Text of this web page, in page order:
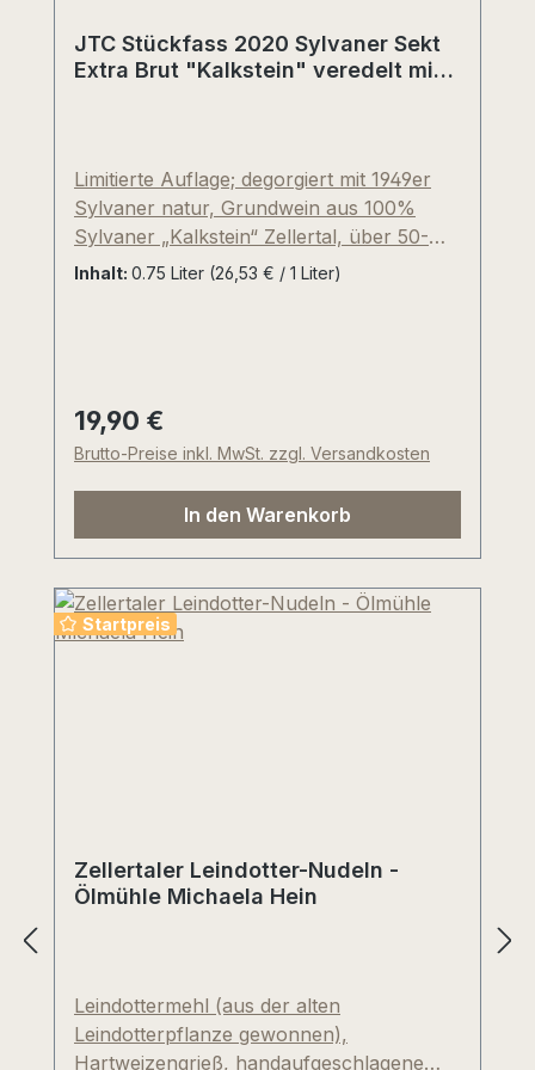
JTC Stückfass 2020 Sylvaner Sekt
Extra Brut "Kalkstein" veredelt mit
Limitierte Auflage; degorgiert mit 1949er
Sylvaner natur, Grundwein aus 100%
Sylvaner „Kalkstein“ Zellertal, über 50-
jährige Sylvaner-Reben, traditionelle
Trinkfreude wird durch den leichten
Alkoholgehalt von nur 11,5%vol(!) perfekt
unterstützt. Dosage circa 1,0 bis 1,7g je
Liter. Feinste, lang anhaltende Hefe-und
Reifenoten, erdig, straff, kühl, elegant,
Mineralität. Puristisches Sektvergnügen!
Mittlerweile ein Kultgetränk unseres
Inhalt: 0.75 Liter (26,53 € / 1 Liter)
Regulärer Preis:
19,90 €
Brutto-Preise inkl. MwSt. zzgl. Versandkosten
In den Warenkorb
Startpreis
Zellertaler Leindotter-Nudeln -
Ölmühle Michaela Hein
Leindottermehl (aus der alten
Leindotterpflanze gewonnen),
Hartweizengrieß, handaufgeschlagene